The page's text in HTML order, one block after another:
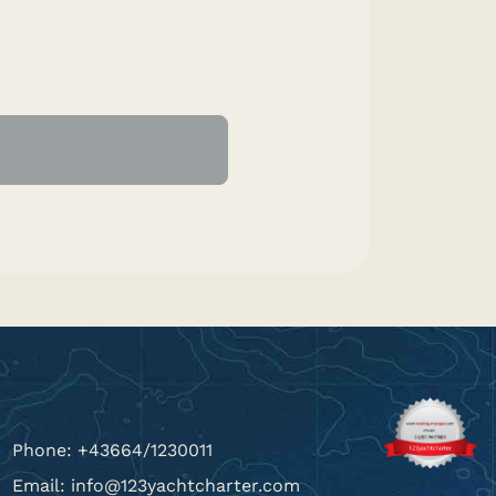
Phone: +43664/1230011
Email: info@123yachtcharter.com